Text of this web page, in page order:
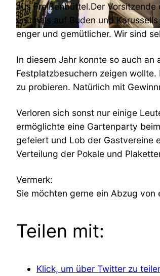
aus Freißenbüttel.Der
erstmals auf Buden und
enger und gemütlicher. Wir sind
In diesem Jahr konnte so auch
Festplatzbesuchern zeigen
zu probieren. Natürlich mit
Verloren sich sonst nur einige
ermöglichte eine Gartenparty
gefeiert und Lob der Gastvereine
Verteilung der Pokale und
Vermerk:
Sie möchten gerne ein Abzug von
Teilen mit:
Klick, um über Twitter zu